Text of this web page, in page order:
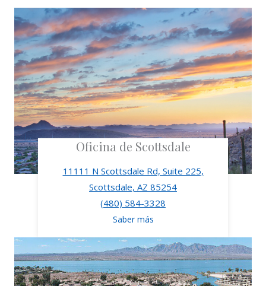
Oficina de Scottsdale
11111 N Scottsdale Rd, Suite 225,
Scottsdale, AZ 85254
(480) 584-3328
Saber más